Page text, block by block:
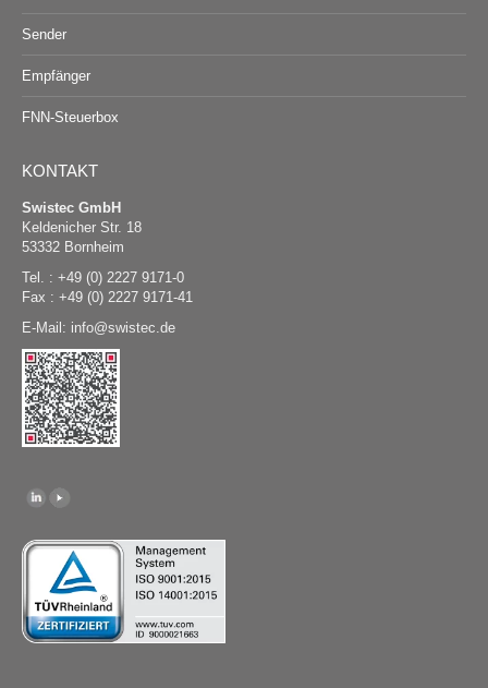
Sender
Empfänger
FNN-Steuerbox
KONTAKT
Swistec GmbH
Keldenicher Str. 18
53332 Bornheim
Tel. : +49 (0) 2227 9171-0
Fax : +49 (0) 2227 9171-41
E-Mail:
@swistec.de